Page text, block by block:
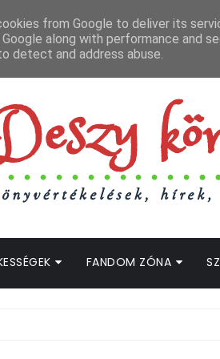
FANDOM ZÓNA
from Google to deliver its
along with performance and
detect and address abuse.